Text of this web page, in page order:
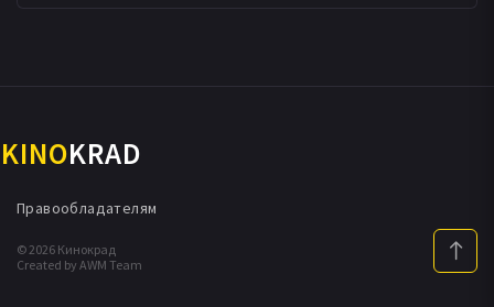
KINOKRAD
© 2026 Кинокрад
Created by AWM Team
Правообладателям